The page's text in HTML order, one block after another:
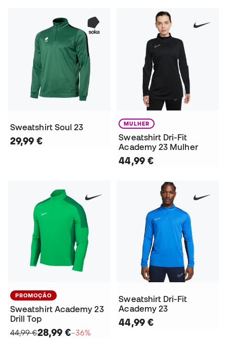
Sweatshirt Soul 23
29,99 €
MULHER
Sweatshirt Dri-Fit
Academy 23 Mulher
44,99 €
PROMOÇÃO
Sweatshirt Academy 23
Drill Top
44,99 €28,99 €−36%
Sweatshirt Dri-Fit
Academy 23
44,99 €